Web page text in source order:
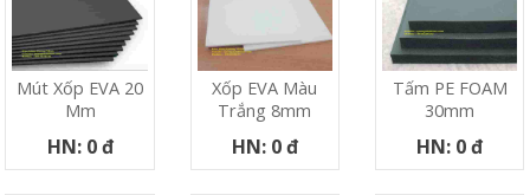
Mút Xốp EVA 20
Mm
HN: 0 đ
Xốp EVA Màu
Trắng 8mm
HN: 0 đ
Tấm PE FOAM
30mm
HN: 0 đ